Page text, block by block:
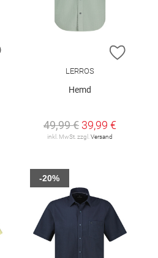
ZUR WUNSCHLISTE HINZUFÜGEN
ZUR
LERROS
Hemd
49,99 € 39,99 €
inkl. MwSt. zzgl. Versand
-20%